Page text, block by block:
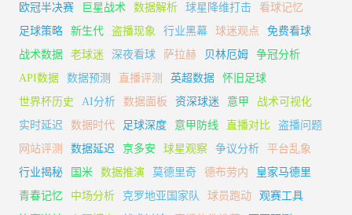
欧冠半决赛
巨星战术 数据解析 球星降维打击
看球记忆
足球策略
新生代 盗播现象 行业黑幕 球迷观点
免费看球
战术数据
老球迷 深夜看球 萨拉赫 贝林厄姆
争冠分析
API数据
数据预测 直播评测 英超数据
怀旧足球
世界杯历史
AI分析 数据面板 资深球迷 意甲
战术可视化
实时延迟
数据时代 足球深度 意甲防线 直播对比
盗播问题
网站评测
数据延迟 京多安 球星观察 争议分析
平台乱象
行业揭秘
国米 数据推演 莫德里奇 德布劳内
皇家马德里
青春记忆
中场分析 克罗地亚国家队 球员跑动
观赛工具